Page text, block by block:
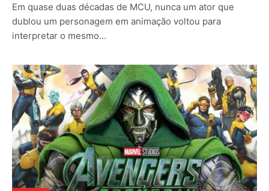
Em quase duas décadas de MCU, nunca um ator que
dublou um personagem em animação voltou para
interpretar o mesmo…